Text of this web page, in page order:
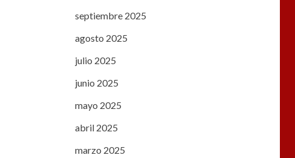
septiembre 2025
agosto 2025
julio 2025
junio 2025
mayo 2025
abril 2025
marzo 2025